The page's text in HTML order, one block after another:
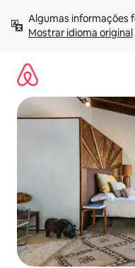
para
Mostrar idioma original